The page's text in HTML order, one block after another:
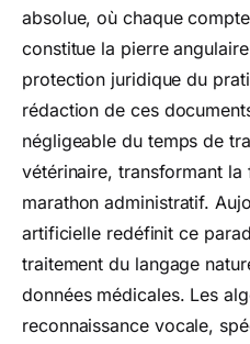
absolue, où chaque
constitue la pierre
protection juridique du
rédaction de ces
négligeable du temps de
vétérinaire, transformant
marathon administratif.
artificielle redéfinit ce
traitement du langage
données médicales. Les
reconnaissance vocale,